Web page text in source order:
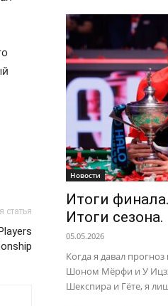
статья
Новости
Итоги
Итоги сезона.
05.05.2026
Когда я давал
Шоном Мёрфи и У
Шекспира и Гёте, я